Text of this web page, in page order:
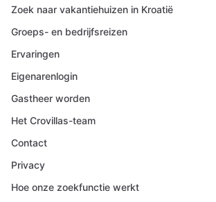
Zoek naar vakantiehuizen in Kroatië
Groeps- en bedrijfsreizen
Ervaringen
Eigenarenlogin
Gastheer worden
Het Crovillas-team
Contact
Privacy
Hoe onze zoekfunctie werkt